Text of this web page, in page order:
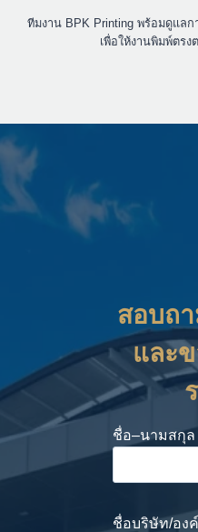
ทีมงาน BPK Printing พร้อมดูแล
เพื่อให้งานพิมพ์ตร
สอบถ
และ
ชื่อ–นามสกุล
ชื่อบริษัท/อง